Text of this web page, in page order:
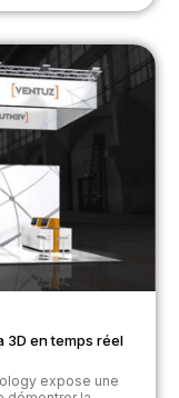
3D en temps réel
expose une